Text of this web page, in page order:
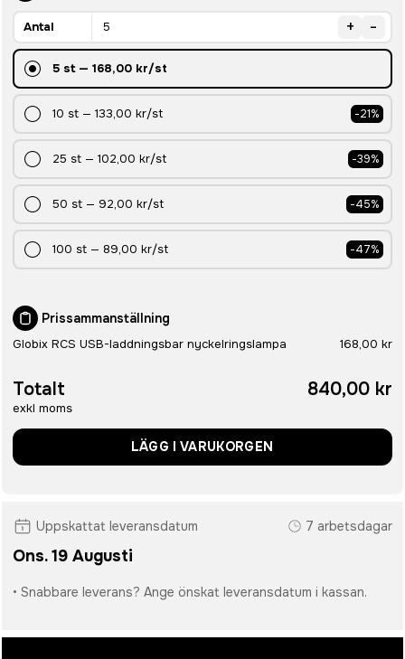
Antal + -
5 st— 168,00 kr/st
10 st — 133,00 kr/st -21%
25 st — 102,00 kr/st -39%
50 st — 92,00 kr/st -45%
100 st — 89,00 kr/st -47%
Prissammanställning
Globix RCS USB-laddningsbar nyckelringslampa 168,00 kr
Totalt
exkl moms
840,00 kr
LÄGG I VARUKORGEN
Uppskattat leveransdatum 7 arbetsdagar
Ons. 19 Augusti
• Snabbare leverans? Ange önskat leveransdatum i kassan.